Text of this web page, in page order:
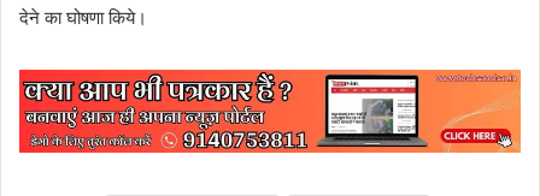
देने का घोषणा किये।